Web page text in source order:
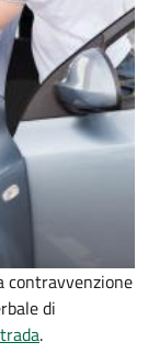
contravvenzione
di
.